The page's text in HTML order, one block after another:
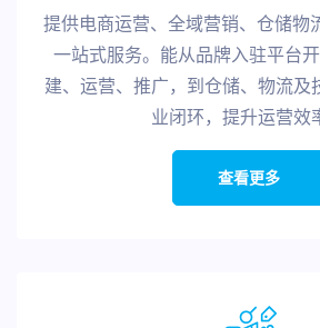
提供电商运营、全域营销、仓储物
一站式服务。能从品牌入驻平台
建、运营、推广，到仓储、物流及
业闭环，提升运营效
查看更多